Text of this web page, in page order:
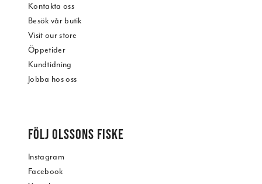
Kontakta oss
Besök vår butik
Visit our store
Öppetider
Kundtidning
Jobba hos oss
FÖLJ OLSSONS FISKE
Instagram
Facebook